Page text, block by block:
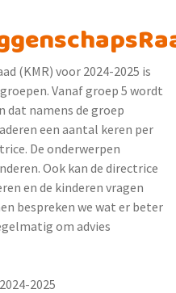
(KMR) voor 2024-2025 is
Vanaf groep 5 wordt
dat namens de groep
een aantal keren per
De onderwerpen
Ook kan de directrice
en de kinderen vragen
bespreken we wat er beter
om advies
2025